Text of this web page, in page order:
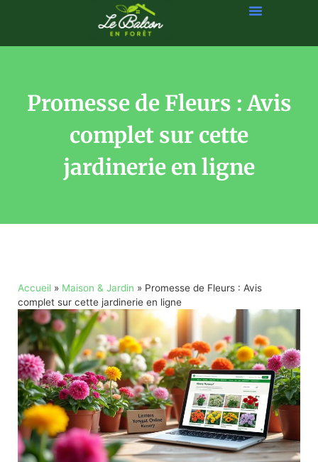
Promesse de Fleurs : Avis
complet sur cette
jardinerie en ligne
Accueil » Maison & Jardin » Promesse de Fleurs : Avis
complet sur cette jardinerie en ligne